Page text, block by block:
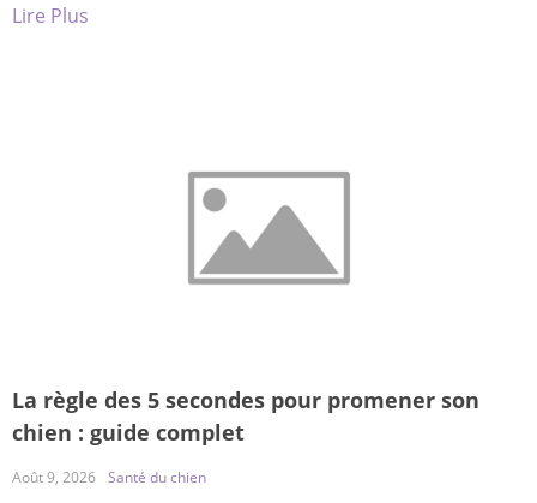
nous, les chiens ont beaucoup de mal à réguler leur
Lire Plus
La règle des 5 secondes pour promener son
chien : guide complet
Août 9, 2026 Santé du chien